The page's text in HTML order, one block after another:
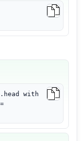
with